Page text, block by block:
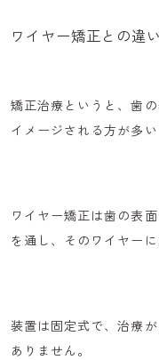
ワイヤー矯正との違い
矯正治療というと、歯
イメージされる方が多い
ワイヤー矯正は歯の表
を通し、そのワイヤー
装置は固定式で、治療
ありません。